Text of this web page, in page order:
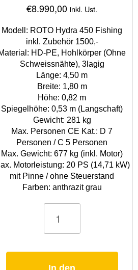
€8.990,00 inkl. Ust.
Modell: ROTO Hydra 450 Fishing
inkl. Zubehör 1500,-
HD-PE, Hohlkörper (Ohne
Schweissnähte), 3lagig
Länge: 4,50 m
Breite: 1,80 m
Höhe: 0,82 m
Spiegelhöhe: 0,53 m (Langschaft)
Gewicht: 281 kg
Max. Personen CE Kat.: D 7
Personen / C 5 Personen
Max. Gewicht: 677 kg (inkl. Motor)
Motorleistung: 20 PS (14,71 kW)
mit Pinne / ohne Steuerstand
Farben: anthrazit grau